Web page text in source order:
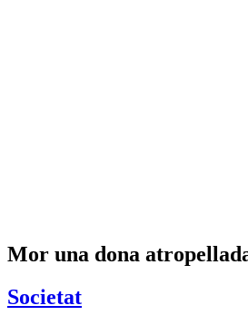
Mor una dona
Societat